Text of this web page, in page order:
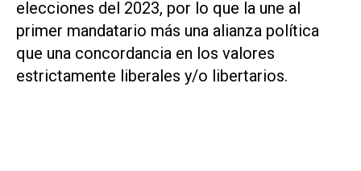
elecciones del 2023, por lo que la une al
primer mandatario más una alianza política
que una concordancia en los valores
estrictamente liberales y/o libertarios.